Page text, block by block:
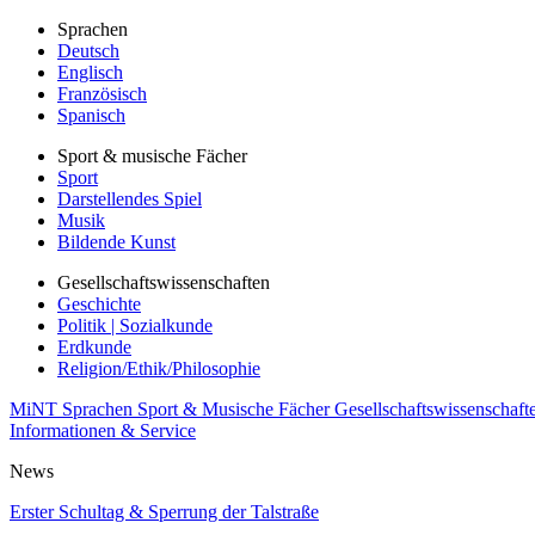
Sprachen
Deutsch
Englisch
Französisch
Spanisch
Sport & musische Fächer
Sport
Darstellendes Spiel
Musik
Bildende Kunst
Gesellschaftswissenschaften
Geschichte
Politik | Sozialkunde
Erdkunde
Religion/Ethik/Philosophie
MiNT Sprachen Sport & Musische Fächer
Informationen & Service
News
Erster Schultag & Sperrung der Talstraße